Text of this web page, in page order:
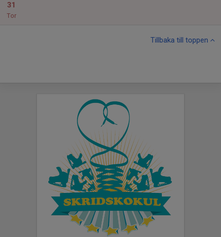
31
Tor
Tillbaka till toppen